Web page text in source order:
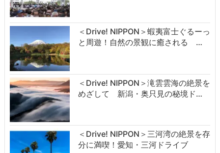
＜Drive! NIPPON＞蝦夷富士ぐるーっ
と周遊！自然の景観に癒される …
＜Drive! NIPPON＞滝雲雲海の絶景を
めざして 新潟・奥只見の秘境ド…
＜Drive! NIPPON＞三河湾の絶景を存
分に満喫！愛知・三河ドライブ